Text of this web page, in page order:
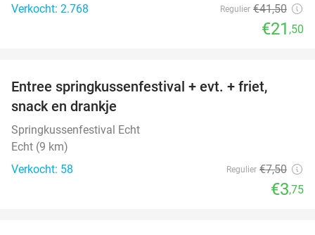
Verkocht: 2.768
Regulier €41,50
€21 ,50
Entree springkussenfestival + evt. + friet,
snack en drankje
Springkussenfestival Echt
Echt (9 km)
Verkocht: 58
Regulier €7,50
€3,75